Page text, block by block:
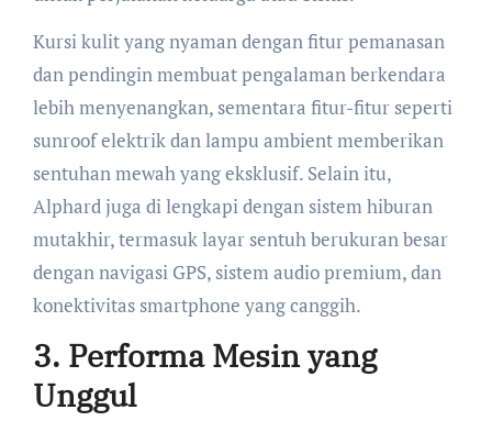
Kursi kulit yang nyaman dengan fitur pemanasan
dan pendingin membuat pengalaman berkendara
lebih menyenangkan, sementara fitur-fitur seperti
sunroof elektrik dan lampu ambient memberikan
sentuhan mewah yang eksklusif. Selain itu,
Alphard juga di lengkapi dengan sistem hiburan
mutakhir, termasuk layar sentuh berukuran besar
dengan navigasi GPS, sistem audio premium, dan
konektivitas smartphone yang canggih.
3. Performa Mesin yang
Unggul